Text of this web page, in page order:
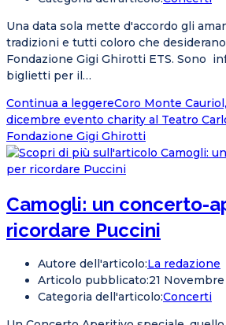
Una data sola mette d'accordo gli
tradizioni e tutti coloro che
Fondazione Gigi Ghirotti ETS. Sono
biglietti per il…
Continua a leggereCoro Monte
dicembre evento charity al Teatro
Fondazione Gigi Ghirotti
Camogli: un concerto-
ricordare Puccini
Autore dell'articolo:La redazione
Articolo pubblicato:21
Categoria dell'articolo:Concerti